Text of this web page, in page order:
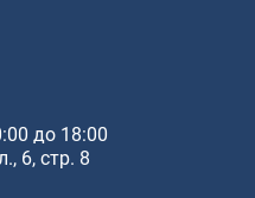
до 18:00
6, стр. 8